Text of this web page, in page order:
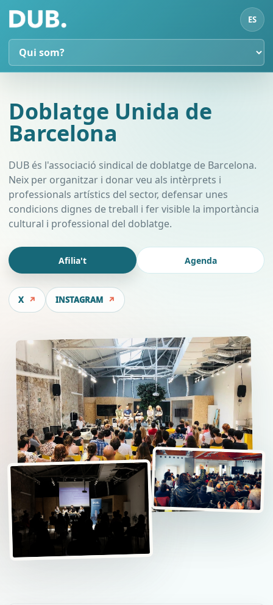
ES
Doblatge Unida de
Barcelona
DUB és l'associació sindical de doblatge de Barcelona.
Neix per organitzar i donar veu als intèrprets i
professionals artístics del sector, defensar unes
condicions dignes de treball i fer visible la importància
cultural i professional del doblatge.
Afilia't Agenda
X INSTAGRAM